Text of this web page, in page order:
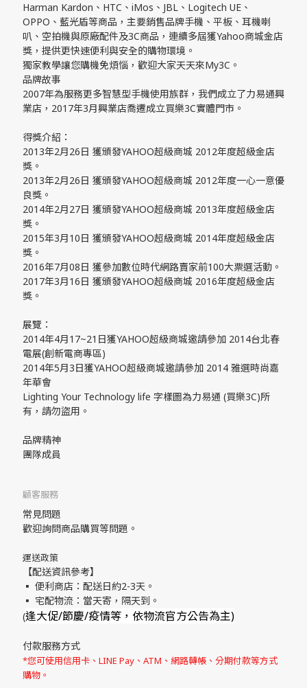
Harman Kardon、HTC、iMos、JBL、Logitech UE、
OPPO、藍光盾等商品，主要銷售品牌手機、平板、耳機喇
叭、空拍機與原廠配件及3C商品，連續多屆獲Yahoo商城金店
獎，提供更快速便利與安全的購物環境。
獨家教學讓您購機免煩惱，歡迎大家天天來My3C。
品牌故事
2007年為服務更多智慧型手機使用族群，我們成立了力易通興
業店，2017年3月興業店喬遷成立買樂3C實體門市。
得獎介紹：
2013年2月26日 獲頒發YAHOO超級商城 2012年度超級金店
獎。
2013年2月26日 獲頒發YAHOO超級商城 2012年度一心一意優
良獎。
2014年2月27日 獲頒發YAHOO超級商城 2013年度超級金店
獎。
2015年3月10日 獲頒發YAHOO超級商城 2014年度超級金店
獎。
2016年7月08日 獲參加數位時代網路賣家前100大票選活動。
2017年3月16日 獲頒發YAHOO超級商城 2016年度超級金店
獎。
展覽：
2014年4月17~21日獲YAHOO超級商城邀請參加 2014台北春
電展(創新電商專區)
2014年5月3日獲YAHOO超級商城邀請參加 2014 雅選時尚嘉
年華會
Lighting Your Technology life 字樣圖為力易通 (買樂3C)所
有，請勿盜用。
品牌精神
團隊成員
顧客服務
常見問題
歡迎詢問商品購買等問題。
運送政策
【配送資訊參考】
▪ 便利商店：配送日約2-3天。
▪ 宅配物流：當天寄，隔天到。
(逢大促/節慶/疫情等，依物流官方公告為主)
付款服務方式
*您可使用信用卡、LINE Pay、ATM、網路轉帳、分期付款等方式
購物。